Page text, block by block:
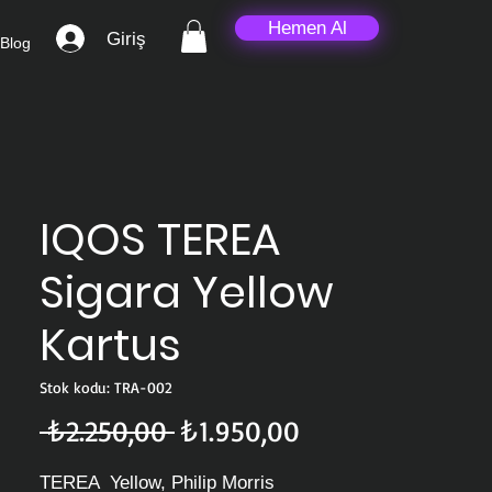
Blog Giriş Hemen Al
IQOS TEREA
Sigara Yellow
Kartus
Stok kodu: TRA-002
₺2.250,00 Normal
₺1.950,00
TEREA Yellow, Philip Morris